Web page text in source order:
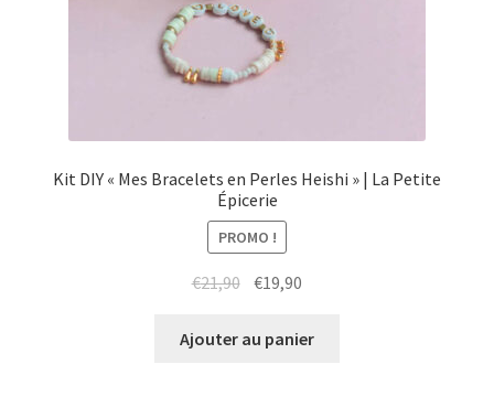
Kit DIY « Mes Bracelets en Perles Heishi » | La Petite
Épicerie
PROMO !
€21,90 Le
initial
€19,90
actuel
Ajouter au panier